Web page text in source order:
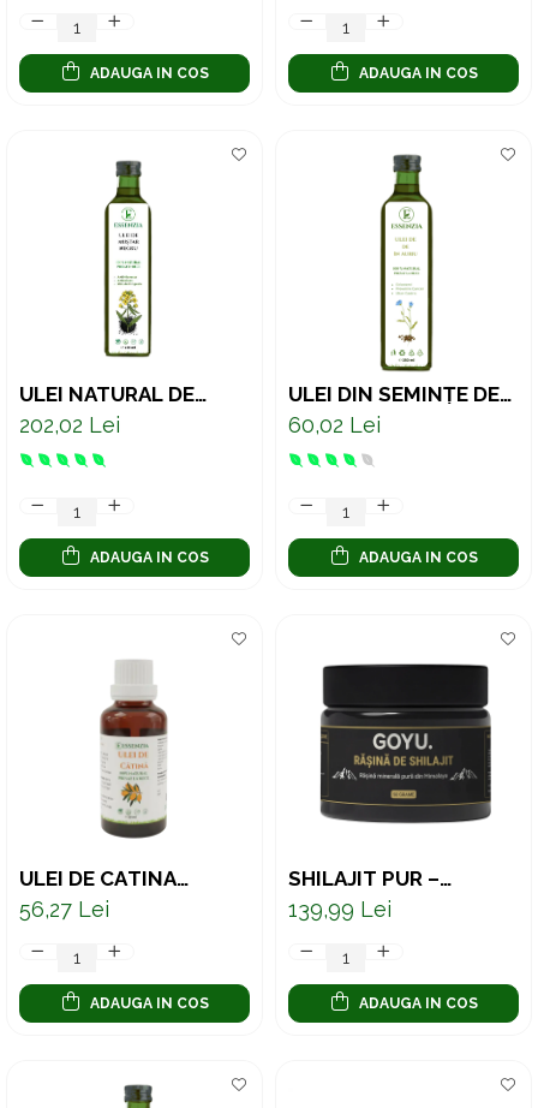
ADAUGA IN COS ADAUGA IN COS
ULEI NATURAL DE
MUSTAR NEGRU 100%
PRESAT LA RECE
202,02 Lei
ADAUGA IN COS
ULEI DIN SEMINȚE DE
IN AURIU PRESAT LA
RECE – SUPORT
NATURAL PENTRU
INIMĂ ȘI DIGESTIE 250
60,02 Lei
ADAUGA IN COS
ULEI DE CĂTINĂ
PRESAT LA RECE –
SUPORT NATURAL
VITALITATE 50 ML
56,27 Lei
ADAUGA IN COS
SHILAJIT PUR –
CONCENTRAT
NATURAL PENTRU
ECHILIBRU 50 G
139,99 Lei
ADAUGA IN COS